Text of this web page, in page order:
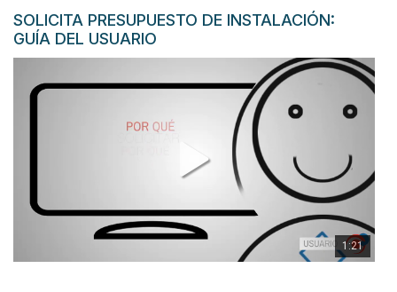
SOLICITA PRESUPUESTO DE INSTALACIÓN:
GUÍA DEL USUARIO
1:21